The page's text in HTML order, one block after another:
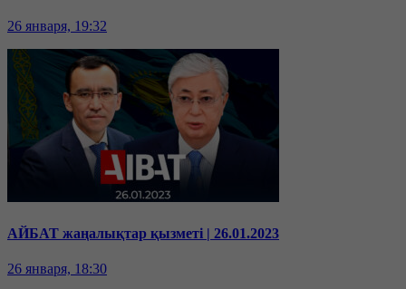
26 января, 19:32
АЙБАТ жаңалықтар қызметі | 26.01.2023
26 января, 18:30